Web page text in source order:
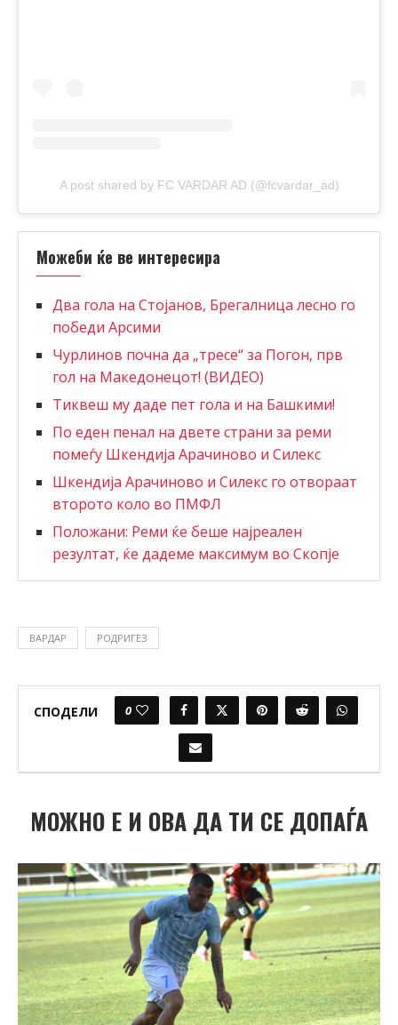
A post shared by FC VARDAR AD (@fcvardar_ad)
Можеби ќе ве интересира
Два гола на Стојанов, Брегалница лесно го
победи Арсими
Чурлинов почна да „тресе“ за Погон, прв
гол на Македонецот! (ВИДЕО)
Тиквеш му даде пет гола и на Башкими!
По еден пенал на двете страни за реми
помеѓу Шкендија Арачиново и Силекс
Шкендија Арачиново и Силекс го отвораат
второто коло во ПМФЛ
Положани: Реми ќе беше најреален
резултат, ќе дадеме максимум во Скопје
ВАРДАР РОДРИГЕЗ
СПОДЕЛИ 0
МОЖНО Е И ОВА ДА ТИ СЕ ДОПАЃА